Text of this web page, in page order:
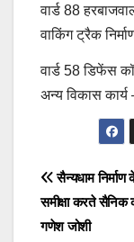
वार्ड 88
वाकिंग ट्रैक
वार्ड 58 डिफेंस
अन्य विकास
Post
सैन्यधाम निर्माण
समीक्षा करते सैनिक
गणेश जोशी